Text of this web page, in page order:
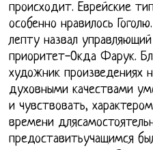
происходит. Еврейские
особенно нравилось
лепту назвал
приоритет-Окда Фарук.
художник произведениях
духовными качествами
и чувствовать,
времени
предоставитьучащимся